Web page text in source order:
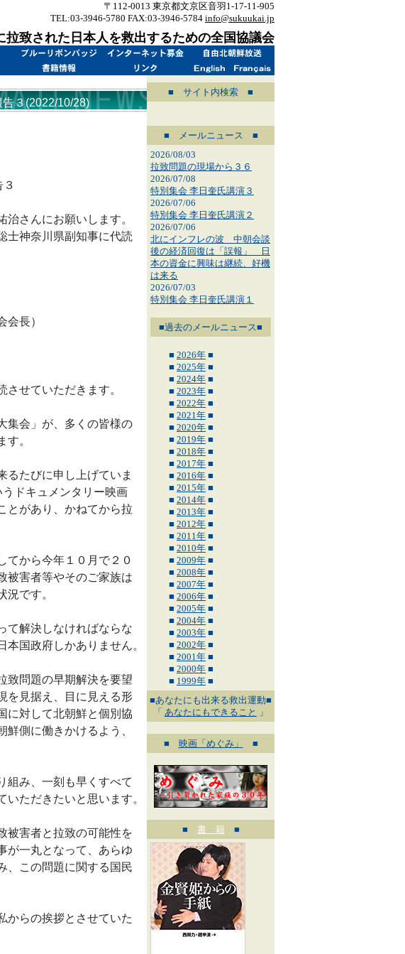
〒112-0013 東京都文京区音羽1-17-11-905
TEL:03-3946-5780 FAX:03-3946-5784 info@sukuukai.jp
拉致された日本人を救出するための全国協議会
３(2022/10/28)
さんにお願いします。
士神奈川県副知事に代読
長）
せていただきます。
集会」が、多くの皆様の
す。
たびに申し上げていま
ドキュメンタリー映画
とがあり、かねてから拉
から今年１０月で２０
被害者等やそのご家族は
です。
て解決しなければならな
国政府しかありません。
致問題の早期解決を要望
を見据え、目に見える形
に対して北朝鮮と個別協
側に働きかけるよう、
組み、一刻も早くすべて
ただきたいと思います。
被害者と拉致の可能性を
が一丸となって、あらゆ
、この問題に関する国民
からの挨拶とさせていた
■ サイト内検索 ■
■ メールニュース ■
2026/08/03
拉致問題の現場から３６
2026/07/08
特別集会 李日奎氏講演３
2026/07/06
特別集会 李日奎氏講演２
2026/07/06
北にインフレの波 中朝会談
後の経済回復は「誤報」 日
本の資金に興味は継続、好機
は来る
2026/07/03
特別集会 李日奎氏講演１
■過去のメールニュース■
■ 2026年 ■
■ 2025年 ■
■ 2024年 ■
■ 2023年 ■
■ 2022年 ■
■ 2021年 ■
■ 2020年 ■
■ 2019年 ■
■ 2018年 ■
■ 2017年 ■
■ 2016年 ■
■ 2015年 ■
■ 2014年 ■
■ 2013年 ■
■ 2012年 ■
■ 2011年 ■
■ 2010年 ■
■ 2009年 ■
■ 2008年 ■
■ 2007年 ■
■ 2006年 ■
■ 2005年 ■
■ 2004年 ■
■ 2003年 ■
■ 2002年 ■
■ 2001年 ■
■ 2000年 ■
■ 1999年 ■
■あなたにも出来る救出運動■
「 あなたにもできること 」
■ 映画「めぐみ」 ■
■ 書 籍 ■